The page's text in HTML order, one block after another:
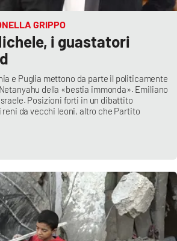
GRIPPO
i guastatori
e Puglia mettono da parte il politicamente
della «bestia immonda». Emiliano
Posizioni forti in un dibattito
da vecchi leoni, altro che Partito